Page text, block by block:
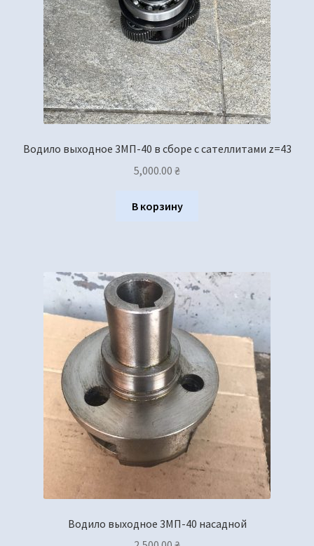
Водило выходное 3МП-40 в сборе с сателлитами z=43
5,000.00 ₴
В корзину
Водило выходное 3МП-40 насадной